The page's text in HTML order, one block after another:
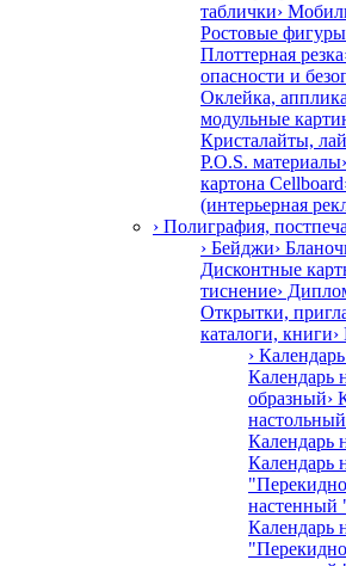
таблички›
Ростовые фигуры
Плоттерная резка
опасности и
Оклейка,
модульные
Кристалайты,
P.O.S. материалы
картона Cellboard
(интерьерная
› Полиграфия,
› Бейджи›
Дисконтные
тиснение›
Открытки,
каталоги, книги
›
Календарь
образный›
Календарь
Календарь
настенный
Календарь